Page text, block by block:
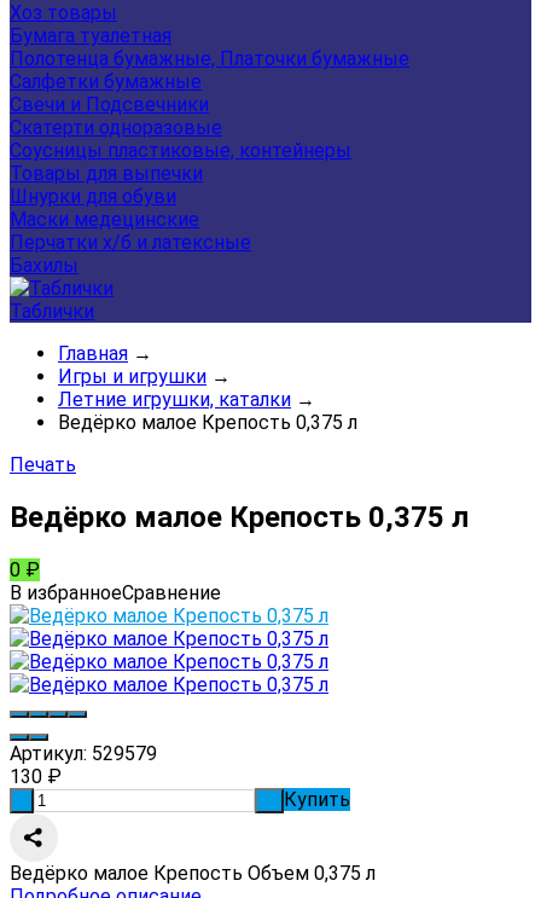
Хоз товары
Бумага туалетная
Полотенца бумажные, Платочки бумажные
Салфетки бумажные
Свечи и Подсвечники
Скатерти одноразовые
Соусницы пластиковые, контейнеры
Товары для выпечки
Шнурки для обуви
Маски медецинские
Перчатки х/б и латексные
Бахилы
Таблички
Главная →
Игры и игрушки →
Летние игрушки, каталки →
Ведёрко малое Крепость 0,375 л
Печать
Ведёрко малое Крепость 0,375 л
0 ₽
В избранноеСравнение
Артикул: 529579
130 ₽
Купить
Ведёрко малое Крепость Объем 0,375 л